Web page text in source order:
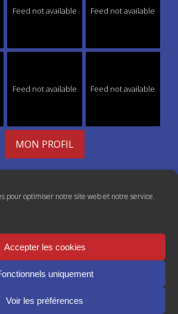
pour optimiser notre site web et notre service.
Accepter les cookies
uniquement
Voir les préférences
Feed not available Feed not available
Feed not available Feed not available
MON PROFIL
Mentions légales Conditions générales